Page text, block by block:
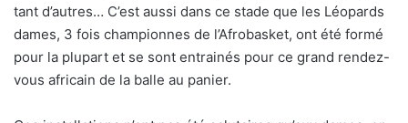
tant d’autres… C’est aussi dans ce stade que les Léopards
dames, 3 fois championnes de l’Afrobasket, ont été formé
pour la plupart et se sont entrainés pour ce grand rendez-
vous africain de la balle au panier.